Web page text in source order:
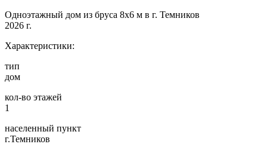
Одноэтажный дом из бруса 8х6 м в г. Темников
2026 г.
Характеристики:
тип
дом
кол-во этажей
1
населенный пункт
г.Темников